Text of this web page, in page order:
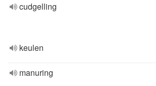
cudgelling
keulen
manuring